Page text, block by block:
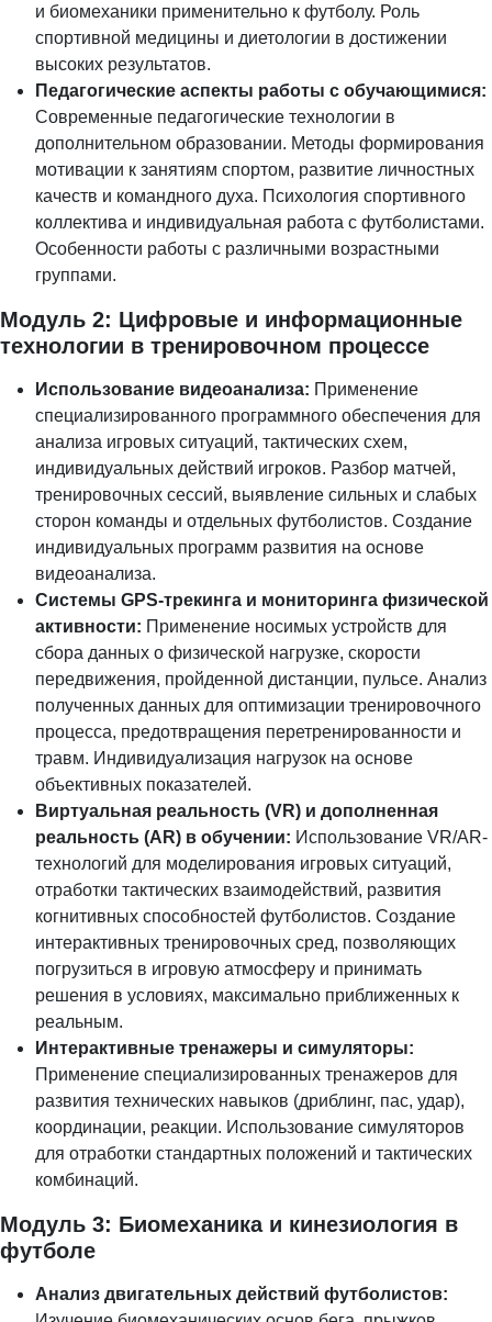
и биомеханики применительно к футболу. Роль
спортивной медицины и диетологии в достижении
высоких результатов.
Педагогические аспекты работы с обучающимися:
Современные педагогические технологии в
дополнительном образовании. Методы формирования
мотивации к занятиям спортом, развитие личностных
качеств и командного духа. Психология спортивного
коллектива и индивидуальная работа с футболистами.
Особенности работы с различными возрастными
группами.
Модуль 2: Цифровые и информационные
технологии в тренировочном процессе
Использование видеоанализа: Применение
специализированного программного обеспечения для
анализа игровых ситуаций, тактических схем,
индивидуальных действий игроков. Разбор матчей,
тренировочных сессий, выявление сильных и слабых
сторон команды и отдельных футболистов. Создание
индивидуальных программ развития на основе
видеоанализа.
Системы GPS-трекинга и мониторинга физической
активности: Применение носимых устройств для
сбора данных о физической нагрузке, скорости
передвижения, пройденной дистанции, пульсе. Анализ
полученных данных для оптимизации тренировочного
процесса, предотвращения перетренированности и
травм. Индивидуализация нагрузок на основе
объективных показателей.
Виртуальная реальность (VR) и дополненная
реальность (AR) в обучении: Использование VR/AR-
технологий для моделирования игровых ситуаций,
отработки тактических взаимодействий, развития
когнитивных способностей футболистов. Создание
интерактивных тренировочных сред, позволяющих
погрузиться в игровую атмосферу и принимать
решения в условиях, максимально приближенных к
реальным.
Интерактивные тренажеры и симуляторы:
Применение специализированных тренажеров для
развития технических навыков (дриблинг, пас, удар),
координации, реакции. Использование симуляторов
для отработки стандартных положений и тактических
комбинаций.
Модуль 3: Биомеханика и кинезиология в
футболе
Анализ двигательных действий футболистов: